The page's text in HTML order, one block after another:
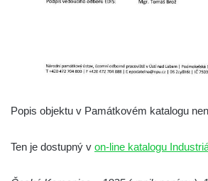
Dům čp. 254 v Krásné Lípě (kavárna u
Popis objektu v Památkovém katalogu
Ten je dostupný v on-line katalogu